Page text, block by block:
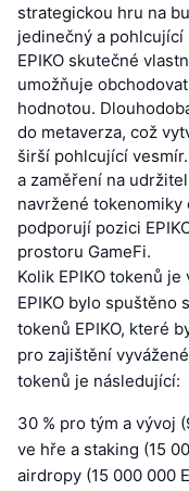
strategickou hru na
jedinečný a
EPIKO skutečné
umožňuje
hodnotou.
do metaverza, což
širší pohlcující
a zaměření na
navržené
podporují pozici
prostoru GameFi.
Kolik EPIKO tokenů je
EPIKO bylo spuštěno
tokenů EPIKO, které
pro zajištění
tokenů je následující:
30 % pro tým a vývoj
ve hře a staking (15
airdropy (15 000 000